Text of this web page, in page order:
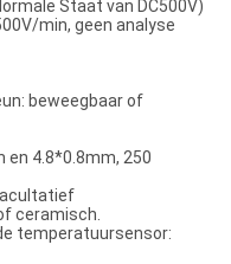
Staat van DC500V)
min, geen analyse
beweegbaar of
en 4.8*0.8mm, 250
ceramisch.
temperatuursensor: